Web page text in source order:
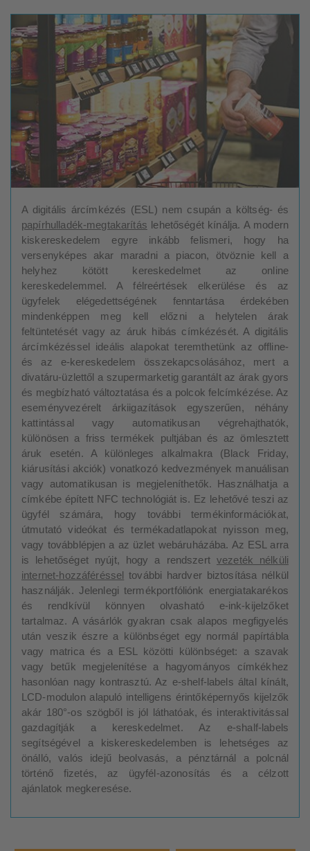
A digitális árcímkézés (ESL) nem csupán a költség- és
papírhulladék-megtakarítás lehetőségét kínálja. A modern
kiskereskedelem egyre inkább felismeri, hogy ha
versenyképes akar maradni a piacon, ötvöznie kell a
helyhez kötött kereskedelmet az online
kereskedelemmel. A félreértések elkerülése és az
ügyfelek elégedettségének fenntartása érdekében
mindenképpen meg kell előzni a helytelen árak
feltüntetését vagy az áruk hibás címkézését. A digitális
árcímkézéssel ideális alapokat teremthetünk az offline-
és az e-kereskedelem összekapcsolásához, mert a
divatáru-üzlettől a szupermarketig garantált az árak gyors
és megbízható változtatása és a polcok felcímkézése. Az
eseményvezérelt árkiigazítások egyszerűen, néhány
kattintással vagy automatikusan végrehajthatók,
különösen a friss termékek pultjában és az ömlesztett
áruk esetén. A különleges alkalmakra (Black Friday,
kiárusítási akciók) vonatkozó kedvezmények manuálisan
vagy automatikusan is megjeleníthetők. Használhatja a
címkébe épített NFC technológiát is. Ez lehetővé teszi az
ügyfél számára, hogy további termékinformációkat,
útmutató videókat és termékadatlapokat nyisson meg,
vagy továbblépjen a az üzlet webáruházába. Az ESL arra
is lehetőséget nyújt, hogy a rendszert vezeték nélküli
internet-hozzáféréssel további hardver biztosítása nélkül
használják. Jelenlegi termékportfóliónk energiatakarékos
és rendkívül könnyen olvasható e-ink-kijelzőket
tartalmaz. A vásárlók gyakran csak alapos megfigyelés
után veszik észre a különbséget egy normál papírtábla
vagy matrica és a ESL közötti különbséget: a szavak
vagy betűk megjelenítése a hagyományos címkékhez
hasonlóan nagy kontrasztú. Az e-shelf-labels által kínált,
LCD-modulon alapuló intelligens érintőképernyős kijelzők
akár 180°-os szögből is jól láthatóak, és interaktivitással
gazdagítják a kereskedelmet. Az e-shalf-labels
segítségével a kiskereskedelemben is lehetséges az
önálló, valós idejű beolvasás, a pénztárnál a polcnál
történő fizetés, az ügyfél-azonosítás és a célzott
ajánlatok megkeresése.